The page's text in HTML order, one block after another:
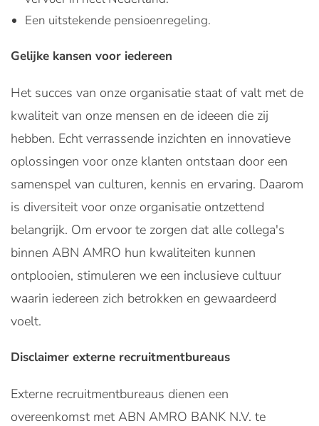
Een uitstekende pensioenregeling.
Gelijke kansen voor iedereen
Het succes van onze organisatie staat of valt met de
kwaliteit van onze mensen en de ideeen die zij
hebben. Echt verrassende inzichten en innovatieve
oplossingen voor onze klanten ontstaan door een
samenspel van culturen, kennis en ervaring. Daarom
is diversiteit voor onze organisatie ontzettend
belangrijk. Om ervoor te zorgen dat alle collega's
binnen ABN AMRO hun kwaliteiten kunnen
ontplooien, stimuleren we een inclusieve cultuur
waarin iedereen zich betrokken en gewaardeerd
voelt.
Disclaimer externe recruitmentbureaus
Externe recruitmentbureaus dienen een
overeenkomst met ABN AMRO BANK N.V. te